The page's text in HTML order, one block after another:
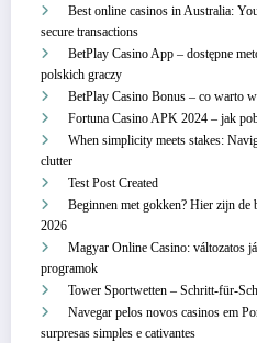
Best online casinos in Australia:
secure transactions
BetPlay Casino App – dostępne
polskich graczy
BetPlay Casino Bonus – co warto
Fortuna Casino APK 2024 – jak
When simplicity meets stakes:
clutter
Test Post Created
Beginnen met gokken? Hier zijn de
2026
Magyar Online Casino: változatos
programok
Tower Sportwetten –
Navegar pelos novos casinos em
surpresas simples e cativantes